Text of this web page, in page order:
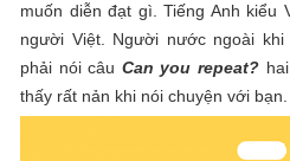
muốn diễn đạt gì. Tiếng Anh kiểu
người Việt. Người nước ngoài
phải nói câu Can you repeat?
thấy rất nản khi nói chuyện với bạn.